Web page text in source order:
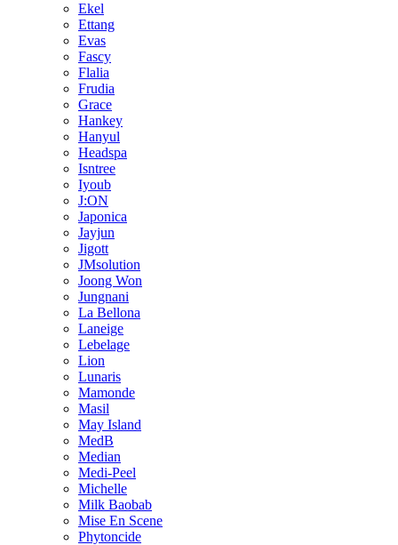
Ekel
Ettang
Evas
Fascy
Flalia
Frudia
Grace
Hankey
Hanyul
Headspa
Isntree
Iyoub
J:ON
Japonica
Jayjun
Jigott
JMsolution
Joong Won
Jungnani
La Bellona
Laneige
Lebelage
Lion
Lunaris
Mamonde
Masil
May Island
MedB
Median
Medi-Peel
Michelle
Milk Baobab
Mise En Scene
Phytoncide